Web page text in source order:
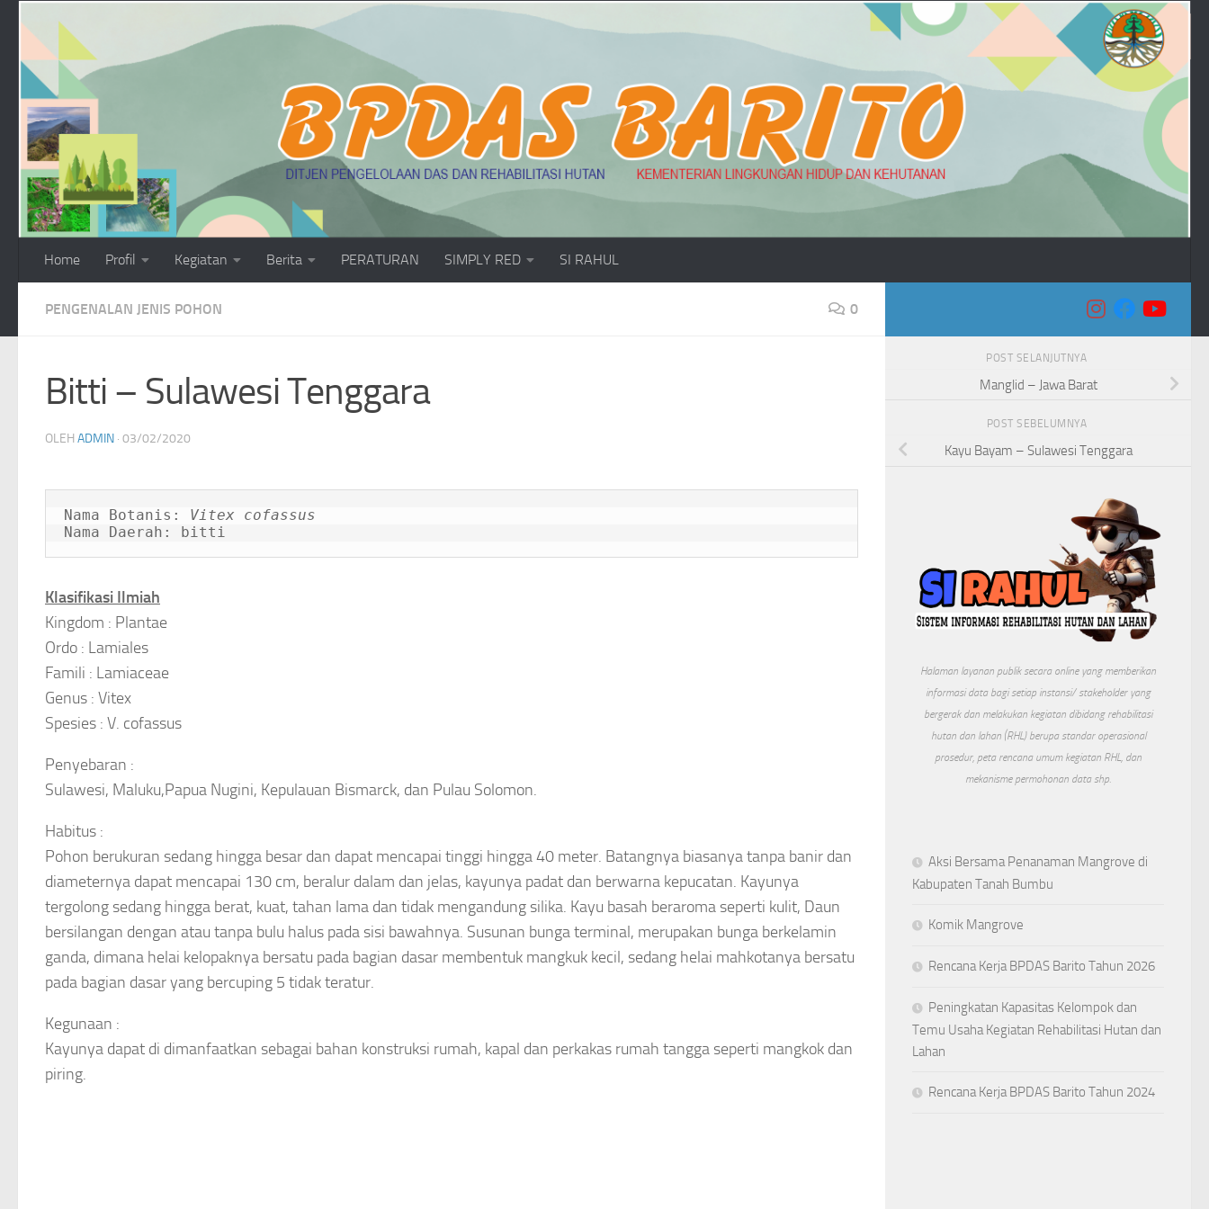
Skip to content
Home Profil Kegiatan Berita PERATURAN SIMPLY RED SI RAHUL
PENGENALAN JENIS POHON 0
Bitti – Sulawesi Tenggara
OLEH ADMIN · 03/02/2020
Nama Botanis: Vitex cofassus
Nama Daerah: bitti
Klasifikasi Ilmiah
Kingdom : Plantae
Ordo : Lamiales
Famili : Lamiaceae
Genus : Vitex
Spesies : V. cofassus
Penyebaran :
Sulawesi, Maluku,Papua Nugini, Kepulauan Bismarck, dan Pulau Solomon.
Habitus :
Pohon berukuran sedang hingga besar dan dapat mencapai tinggi hingga 40 meter. Batangnya biasanya tanpa banir dan
diameternya dapat mencapai 130 cm, beralur dalam dan jelas, kayunya padat dan berwarna kepucatan. Kayunya
tergolong sedang hingga berat, kuat, tahan lama dan tidak mengandung silika. Kayu basah beraroma seperti kulit, Daun
bersilangan dengan atau tanpa bulu halus pada sisi bawahnya. Susunan bunga terminal, merupakan bunga berkelamin
ganda, dimana helai kelopaknya bersatu pada bagian dasar membentuk mangkuk kecil, sedang helai mahkotanya bersatu
pada bagian dasar yang bercuping 5 tidak teratur.
Kegunaan :
Kayunya dapat di dimanfaatkan sebagai bahan konstruksi rumah, kapal dan perkakas rumah tangga seperti mangkok dan
piring.
POST SELANJUTNYA
Manglid – Jawa Barat
POST SEBELUMNYA
Kayu Bayam – Sulawesi Tenggara
Halaman layanan publik secara online yang memberikan
informasi data bagi setiap instansi/ stakeholder yang
bergerak dan melakukan kegiatan dibidang rehabilitasi
hutan dan lahan (RHL) berupa standar operasional
prosedur, peta rencana umum kegiatan RHL, dan
mekanisme permohonan data shp.
Aksi Bersama Penanaman Mangrove di
Kabupaten Tanah Bumbu
Komik Mangrove
Rencana Kerja BPDAS Barito Tahun 2026
Peningkatan Kapasitas Kelompok dan
Temu Usaha Kegiatan Rehabilitasi Hutan dan
Lahan
Rencana Kerja BPDAS Barito Tahun 2024